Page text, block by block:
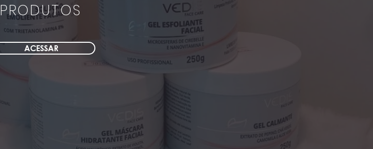
PRODUTOS
ACESSAR